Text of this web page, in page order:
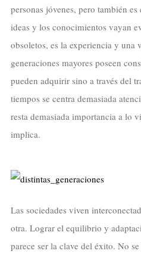
personas jóvenes, pero también
ideas y los conocimientos vayan
obsoletos, es la experiencia y una
generaciones mayores poseen
pueden adquirir sino a través del
tiempos se centra demasiada
resta demasiada importancia a lo
implica.
Las sociedades viven
otra. Lograr el equilibrio y
parece ser la clave del éxito. No